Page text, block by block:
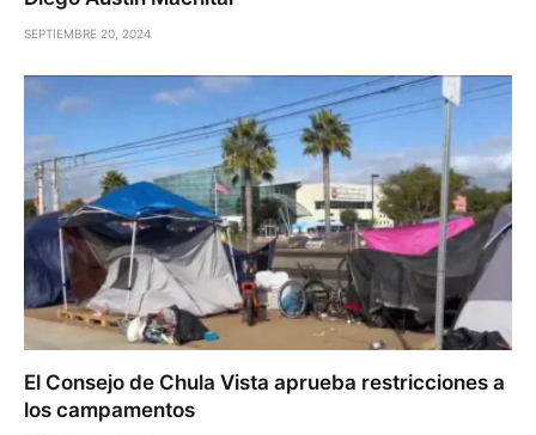
SEPTIEMBRE 20, 2024
El Consejo de Chula Vista aprueba restricciones a
los campamentos